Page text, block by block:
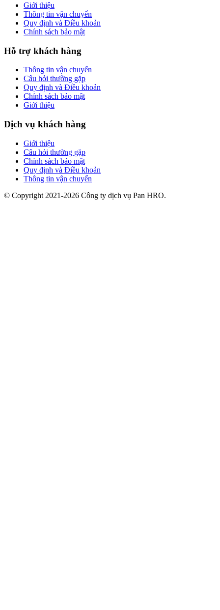
Giới thiệu
Thông tin vận chuyển
Quy định và Điều khoản
Chính sách bảo mật
Hỗ trợ khách hàng
Thông tin vận chuyển
Câu hỏi thường gặp
Quy định và Điều khoản
Chính sách bảo mật
Giới thiệu
Dịch vụ khách hàng
Giới thiệu
Câu hỏi thường gặp
Chính sách bảo mật
Quy định và Điều khoản
Thông tin vận chuyển
© Copyright 2021-2026 Công ty dịch vụ Pan HRO.